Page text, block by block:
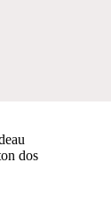
dos